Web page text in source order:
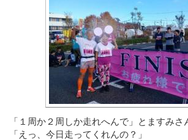
「１周か２周しか走れへんで」とますみさ
「えっ、今日走ってくれんの？」